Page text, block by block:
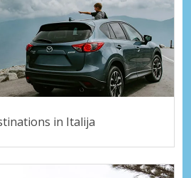
in Italija